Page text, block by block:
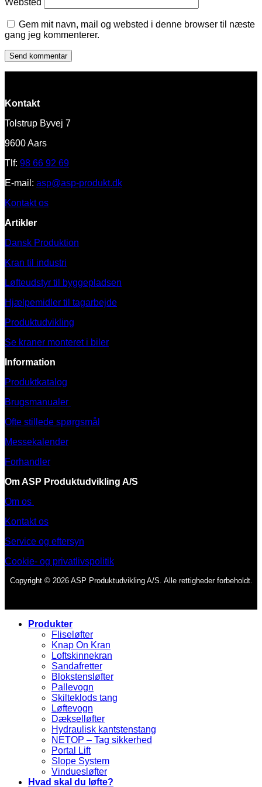
Gem mit navn, mail og websted i denne browser til næste
gang jeg kommenterer.
Kontakt
Tolstrup Byvej 7
9600 Aars
Tlf: 98 66 92 69
E-mail: asp@asp-produkt.dk
Kontakt os
Artikler
Dansk Produktion
Kran til industri
Løfteudstyr til byggepladsen
Hjælpemidler til tagarbejde
Produktudvikling
Se kraner monteret i biler
Information
Produktkatalog
Brugsmanualer
Ofte stillede spørgsmål
Messekalender
Forhandler
Om ASP Produktudvikling A/S
Om os
Kontakt os
Service og eftersyn
Cookie- og privatlivspolitik
Copyright © 2026 ASP Produktudvikling A/S. Alle rettigheder forbeholdt.
Produkter
Fliseløfter
Knap On Kran
Loftskinnekran
Sandafretter
Blokstensløfter
Pallevogn
Skilteklods tang
Løftevogn
Dækselløfter
Hydraulisk kantstenstang
NETOP – Tag sikkerhed
Portal Lift
Slope System
Vinduesløfter
Hvad skal du løfte?